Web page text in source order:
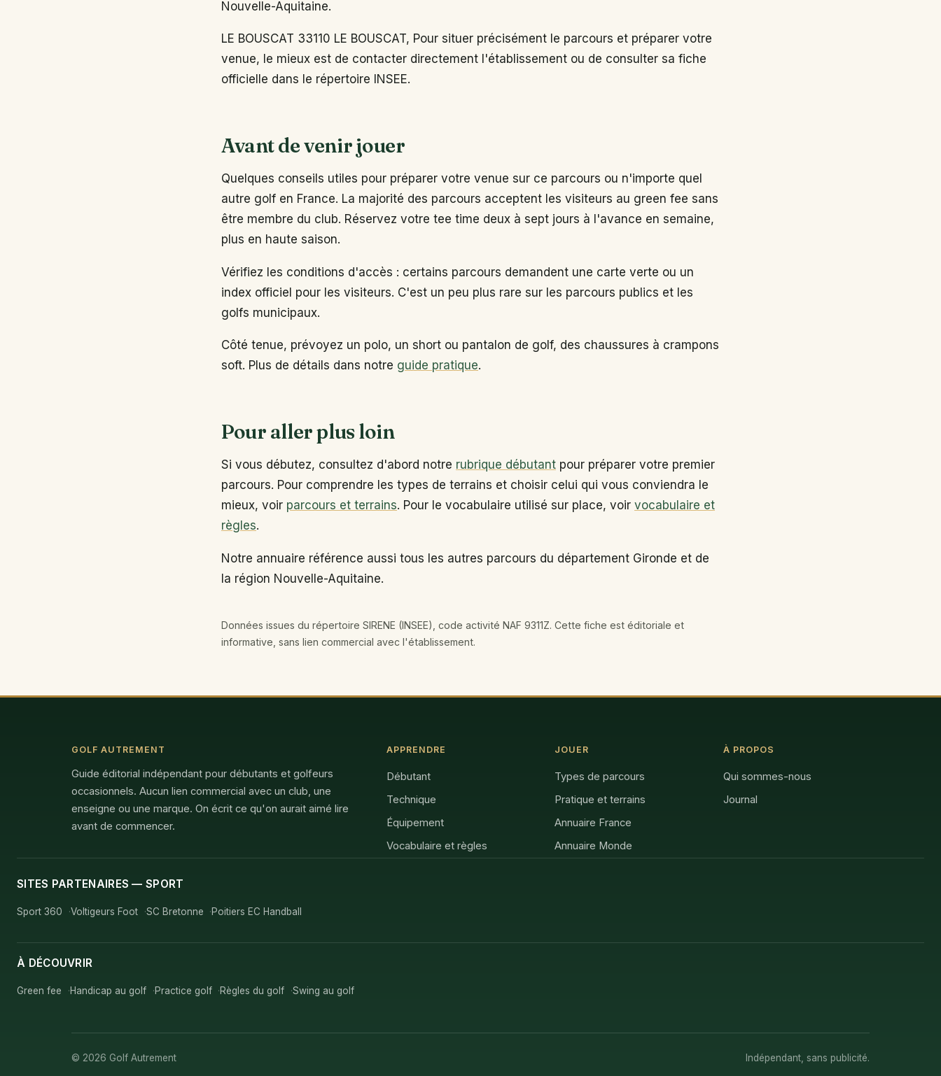
Nouvelle-Aquitaine.
LE BOUSCAT 33110 LE BOUSCAT, Pour situer précisément le parcours et préparer votre
venue, le mieux est de contacter directement l'établissement ou de consulter sa fiche
officielle dans le répertoire INSEE.
Avant de venir jouer
Quelques conseils utiles pour préparer votre venue sur ce parcours ou n'importe quel
autre golf en France. La majorité des parcours acceptent les visiteurs au green fee sans
être membre du club. Réservez votre tee time deux à sept jours à l'avance en semaine,
plus en haute saison.
Vérifiez les conditions d'accès : certains parcours demandent une carte verte ou un
index officiel pour les visiteurs. C'est un peu plus rare sur les parcours publics et les
golfs municipaux.
Côté tenue, prévoyez un polo, un short ou pantalon de golf, des chaussures à crampons
soft. Plus de détails dans notre guide pratique.
Pour aller plus loin
Si vous débutez, consultez d'abord notre rubrique débutant pour préparer votre premier
parcours. Pour comprendre les types de terrains et choisir celui qui vous conviendra le
mieux, voir parcours et terrains. Pour le vocabulaire utilisé sur place, voir vocabulaire et
règles.
Notre annuaire référence aussi tous les autres parcours du département Gironde et de
la région Nouvelle-Aquitaine.
Données issues du répertoire SIRENE (INSEE), code activité NAF 9311Z. Cette fiche est éditoriale et
informative, sans lien commercial avec l'établissement.
GOLF AUTREMENT
Guide éditorial indépendant pour débutants et golfeurs
occasionnels. Aucun lien commercial avec un club, une
enseigne ou une marque. On écrit ce qu'on aurait aimé lire
avant de commencer.
APPRENDRE
Débutant
Technique
Équipement
Vocabulaire et règles
JOUER
Types de parcours
Pratique et terrains
Annuaire France
Annuaire Monde
À PROPOS
Qui sommes-nous
Journal
SITES PARTENAIRES — SPORT
Sport 360 Voltigeurs Foot SC Bretonne Poitiers EC Handball
À DÉCOUVRIR
Green fee Handicap au golf Practice golf Règles du golf Swing au golf
© 2026 Golf Autrement Indépendant, sans publicité.